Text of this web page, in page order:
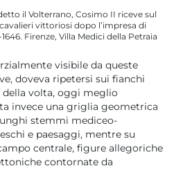
il Volterrano, Cosimo II riceve sul
vittoriosi dopo l’impresa di
Firenze, Villa Medici della Petraia
visibile da queste
doveva ripetersi sui fianchi
della volta, oggi meglio
invece una griglia geometrica
stemmi mediceo-
e paesaggi, mentre su
centrale, figure allegoriche
contornate da